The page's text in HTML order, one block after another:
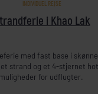
i Khao Lak
INDIVIDUEL REJSE
med fast base i
strand og et 4-stjernet
muligheder for udflugter.